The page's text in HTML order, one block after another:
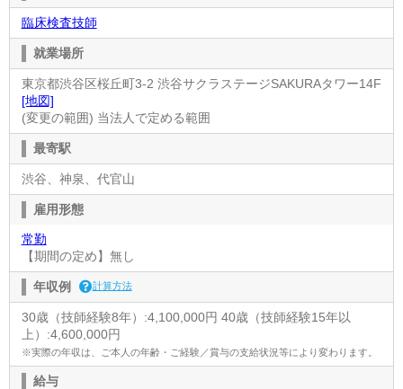
臨床検査技師
就業場所
東京都渋谷区桜丘町3-2 渋谷サクラステージSAKURAタワー14F
[地図]
(変更の範囲) 当法人で定める範囲
最寄駅
渋谷、神泉、代官山
雇用形態
常勤
【期間の定め】無し
年収例 計算方法
30歳（技師経験8年）:4,100,000円 40歳（技師経験15年以
上）:4,600,000円
※実際の年収は、ご本人の年齢・ご経験／賞与の支給状況等により変わります。
給与